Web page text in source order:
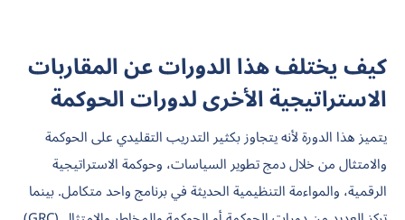
كيف يختلف هذا الدورات عن المقاربات
الاستراتيجية الأخرى لدورات الحوكمة
يتميز هذا الدورة لأنه يتجاوز بكثير التدريب التقليدي على الحوكمة
والامتثال من خلال دمج تطوير السياسات، وحوكمة الاستراتيجية
الرقمية، والمواءمة التنظيمية الحديثة في برنامج واحد متكامل. بينما